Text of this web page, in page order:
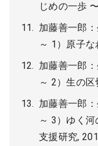
じめの一歩
加藤善一郎
～ 1）原子
加藤善一郎
～ 2）生の
加藤善一郎
～ 3）ゆく
支援研究,